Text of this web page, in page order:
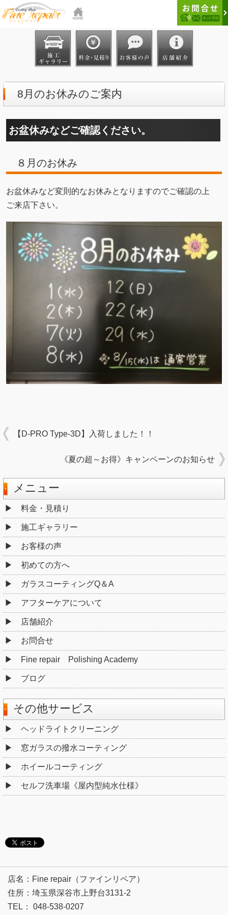
8月のお休みのご案内
お盆休みなどご確認ください。
８月のお休み
お盆休みなど変則的なお休みとなりますのでご確認の上
ご来店下さい。
【D-PRO Type-3D】入荷しました！！
《夏の超～お得》キャンペーンのお知らせ
メニュー
料金・見積り
施工ギャラリー
お客様の声
初めての方へ
ガラスコーティングQ＆A
アフターケアについて
店舗紹介
お問合せ
Fine repair Polishing Academy
ブログ
その他サービス
ヘッドライトクリーニング
窓ガラスの撥水コーティング
ホイールコーティング
セルフ洗車場《屋内型純水仕様》
店名：Fine repair（ファインリペア）
住所：埼玉県深谷市上野台3131-2
TEL： 048-538-0207